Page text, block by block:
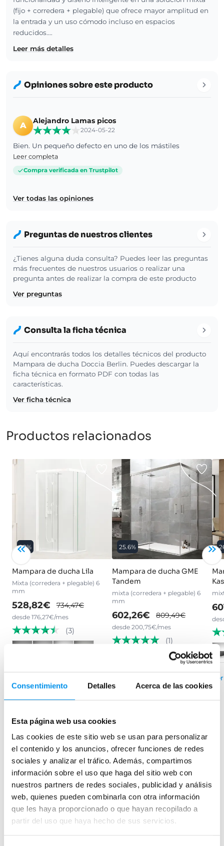
Consentimiento Detalles Acerca de las cookies
Esta página web usa cookies
Las cookies de este sitio web se usan para personalizar
el contenido y los anuncios, ofrecer funciones de redes
sociales y analizar el tráfico. Además, compartimos
información sobre el uso que haga del sitio web con
nuestros partners de redes sociales, publicidad y análisis
web, quienes pueden combinarla con otra información
que les haya proporcionado o que hayan recopilado a
partir del uso que haya hecho de sus servicios.
(fijo + corredera + plegable) que ofrece mayor amplitud en
la entrada y un uso cómodo incluso en espacios
reducidos.…
Leer más detalles
Opiniones sobre este producto
A
Alejandro Lamas picos
2024-05-22
Bien. Un pequeño defecto en uno de los mástiles
Leer completa
Compra verificada en Trustpilot
Ver todas las opiniones
Preguntas de nuestros clientes
¿Tienes alguna duda consulta? Puedes leer las preguntas
más frecuentes de nuestros usuarios o realizar una
pregunta antes de realizar la compra de este producto
Ver preguntas
Consulta la ficha técnica
Aquí encontrarás todos los detalles técnicos del producto
Mampara de ducha Doccia Berlin. Puedes descargar la
ficha técnica en formato PDF con todas las
características.
Ver ficha técnica
Productos relacionados
28%
Mampara de ducha Lila
Mixta (corredera + plegable) 6
mm
528,82€ 734,47€
desde 176,27€/mes
(3)
›
25.6%
Mampara de ducha GME
Tandem
mixta (corredera + plegable) 6
mm
602,26€ 809,49€
desde 200,75€/mes
(1)
Mamparas de bañera
Frontales
Bañeras en esquina
Hojas o biombos de bañera
Mamparas de bañera correderas
Mamparas de bañera sin perfilería
Plegables